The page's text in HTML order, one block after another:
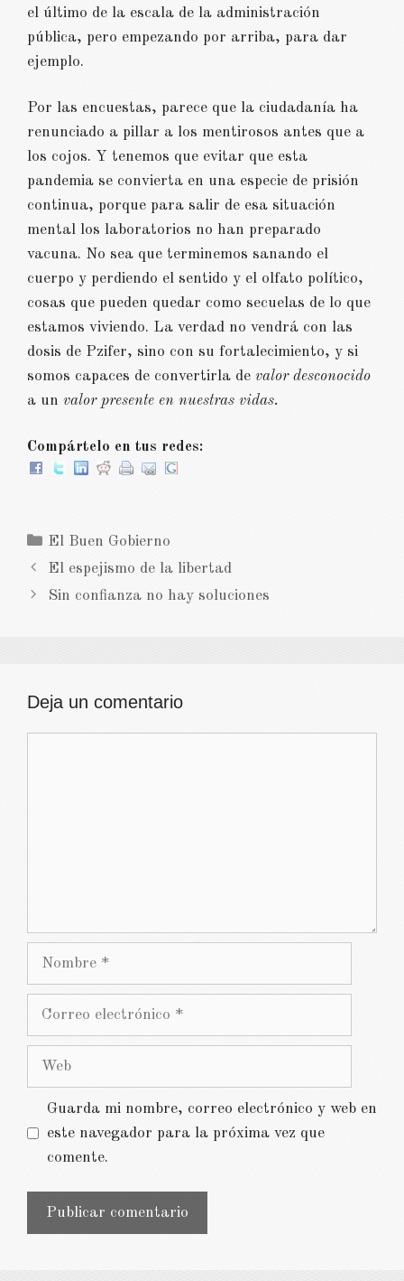
el último de la escala de la administración
pública, pero empezando por arriba, para dar
ejemplo.
Por las encuestas, parece que la ciudadanía ha
renunciado a pillar a los mentirosos antes que a
los cojos. Y tenemos que evitar que esta
pandemia se convierta en una especie de prisión
continua, porque para salir de esa situación
mental los laboratorios no han preparado
vacuna. No sea que terminemos sanando el
cuerpo y perdiendo el sentido y el olfato político,
cosas que pueden quedar como secuelas de lo que
estamos viviendo. La verdad no vendrá con las
dosis de Pzifer, sino con su fortalecimiento, y si
somos capaces de convertirla de valor desconocido
a un valor presente en nuestras vidas.
Compártelo en tus redes:
Categorías
El Buen Gobierno
El espejismo de la libertad
Sin confianza no hay soluciones
Deja un comentario
Nombre
Correo
Web
Guarda mi nombre, correo electrónico y web en
este navegador para la próxima vez que
comente.